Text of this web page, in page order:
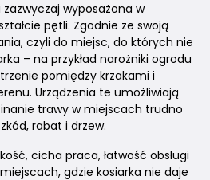
zazwyczaj wyposażona w
pętli. Zgodnie ze swoją
czyli do miejsc, do których nie
– na przykład narożniki ogrodu
pomiędzy krzakami i
Urządzenia te umożliwiają
trawy w miejscach trudno
rabat i drzew.
cicha praca, łatwość obsługi
gdzie kosiarka nie daje